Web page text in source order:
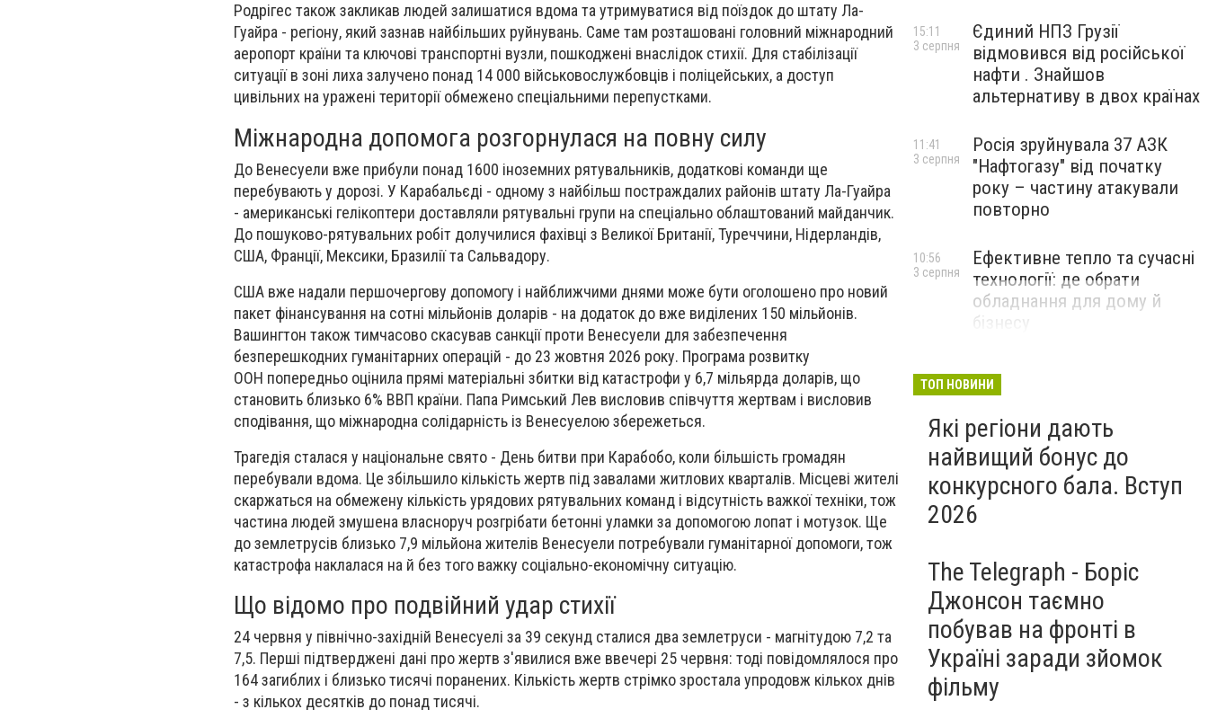
Родрігес також закликав людей залишатися вдома та утримуватися від поїздок до штату Ла-
Гуайра - регіону, який зазнав найбільших руйнувань. Саме там розташовані головний міжнародний
аеропорт країни та ключові транспортні вузли, пошкоджені внаслідок стихії. Для стабілізації
ситуації в зоні лиха залучено понад 14 000 військовослужбовців і поліцейських, а доступ
цивільних на уражені території обмежено спеціальними перепустками.
Міжнародна допомога розгорнулася на повну силу
До Венесуели вже прибули понад 1600 іноземних рятувальників, додаткові команди ще
перебувають у дорозі. У Карабальєді - одному з найбільш постраждалих районів штату Ла-Гуайра
- американські гелікоптери доставляли рятувальні групи на спеціально облаштований майданчик.
До пошуково-рятувальних робіт долучилися фахівці з Великої Британії, Туреччини, Нідерландів,
США, Франції, Мексики, Бразилії та Сальвадору.
США вже надали першочергову допомогу і найближчими днями може бути оголошено про новий
пакет фінансування на сотні мільйонів доларів - на додаток до вже виділених 150 мільйонів.
Вашингтон також тимчасово скасував санкції проти Венесуели для забезпечення
безперешкодних гуманітарних операцій - до 23 жовтня 2026 року. Програма розвитку
ООН попередньо оцінила прямі матеріальні збитки від катастрофи у 6,7 мільярда доларів, що
становить близько 6% ВВП країни. Папа Римський Лев висловив співчуття жертвам і висловив
сподівання, що міжнародна солідарність із Венесуелою збережеться.
Трагедія сталася у національне свято - День битви при Карабобо, коли більшість громадян
перебували вдома. Це збільшило кількість жертв під завалами житлових кварталів. Місцеві жителі
скаржаться на обмежену кількість урядових рятувальних команд і відсутність важкої техніки, тож
частина людей змушена власноруч розгрібати бетонні уламки за допомогою лопат і мотузок. Ще
до землетрусів близько 7,9 мільйона жителів Венесуели потребували гуманітарної допомоги, тож
катастрофа наклалася на й без того важку соціально-економічну ситуацію.
Що відомо про подвійний удар стихії
24 червня у північно-західній Венесуелі за 39 секунд сталися два землетруси - магнітудою 7,2 та
7,5. Перші підтверджені дані про жертв з'явилися вже ввечері 25 червня: тоді повідомлялося про
164 загиблих і близько тисячі поранених. Кількість жертв стрімко зростала упродовж кількох днів
- з кількох десятків до понад тисячі.
Єдиний НПЗ Грузії
відмовився від російської
нафти . Знайшов
альтернативу в двох країнах
15:11
3 серпня
Росія зруйнувала 37 АЗК
"Нафтогазу" від початку
року – частину атакували
повторно
11:41
3 серпня
Ефективне тепло та сучасні
технології: де обрати
обладнання для дому й
бізнесу
10:56
3 серпня
ТОП НОВИНИ
Які регіони дають
найвищий бонус до
конкурсного бала. Вступ
2026
The Telegraph - Боріс
Джонсон таємно
побував на фронті в
Україні заради зйомок
фільму